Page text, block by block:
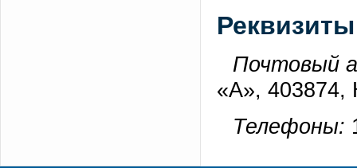
Реквизиты
Почтовый
«А», 403874,
Телефоны: